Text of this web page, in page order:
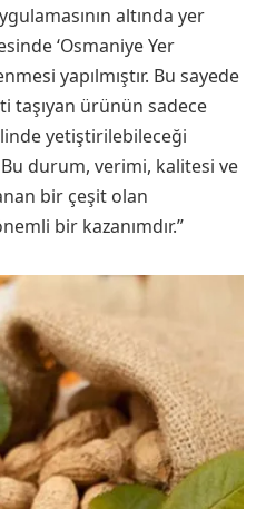
altında yer
‘Osmaniye Yer
yapılmıştır. Bu sayede
taşıyan ürünün sadece
yetiştirilebileceği
Bu durum, verimi, kalitesi ve
bir çeşit olan
bir kazanımdır.”